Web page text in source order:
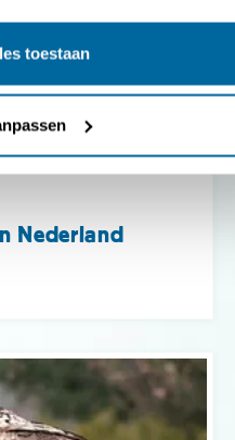
toestaan
Nederland